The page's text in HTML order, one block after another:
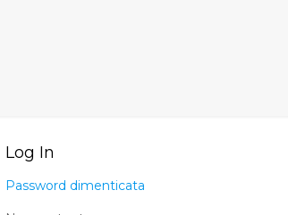
Log In
Password dimenticata